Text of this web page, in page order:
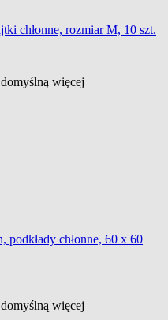
chłonne, rozmiar M, 10 szt.
więcej
chłonne, 60 x 60
więcej